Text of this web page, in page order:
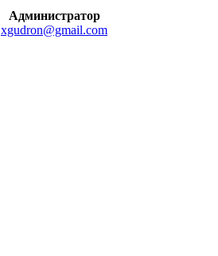
Администратор
xgudron@gmail.com